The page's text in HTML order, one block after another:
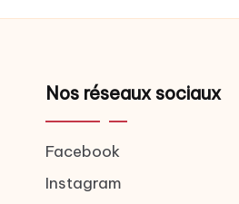
Nos réseaux sociaux
Facebook
Instagram